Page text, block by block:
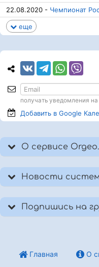
22.08.2020 - Чемпионат
еще
получать уведомления на
Добавить в Google
О сервисе
Новости
Подпишись на
Главная О